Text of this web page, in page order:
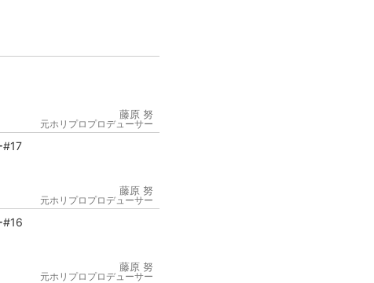
藤原 努
元ホリプロプロデューサー
#17
藤原 努
元ホリプロプロデューサー
#16
藤原 努
元ホリプロプロデューサー